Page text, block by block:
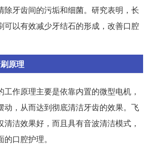
除牙齿间的污垢和细菌。研究表明，长
可以有效减少牙结石的形成，改善口腔
原理
工作原理主要是依靠内置的微型电机，
动，从而达到彻底清洁牙齿的效果。飞
清洁效果好，而且具有音波清洁模式，
口腔护理。